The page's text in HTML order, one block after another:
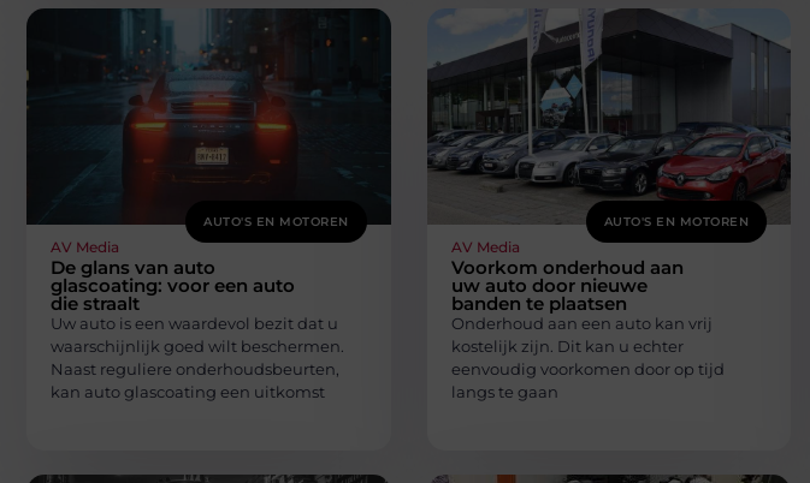
AUTO'S EN MOTOREN
AV Media
De glans van auto
glascoating: voor een auto
die straalt
Uw auto is een waardevol bezit dat u
waarschijnlijk goed wilt beschermen.
Naast reguliere onderhoudsbeurten,
kan auto glascoating een uitkomst
AUTO'S EN MOTOREN
AV Media
Voorkom onderhoud aan
uw auto door nieuwe
banden te plaatsen
Onderhoud aan een auto kan vrij
kostelijk zijn. Dit kan u echter
eenvoudig voorkomen door op tijd
langs te gaan